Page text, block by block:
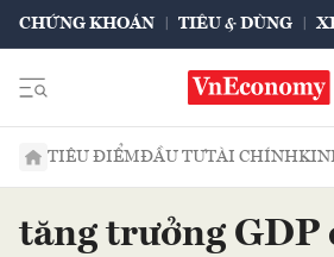
CHỨNG KHOÁN TIÊU & DÙNG
TIÊU ĐIỂMĐẦU TƯTÀI CHÍNH
tăng trưởng GDP